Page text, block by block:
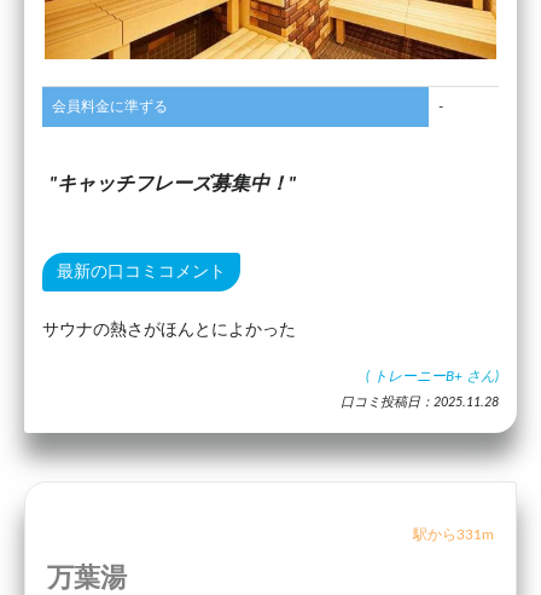
会員料金に準ずる -
キャッチフレーズ募集中！
最新の口コミコメント
サウナの熱さがほんとによかった
( トレーニーB+ さん)
口コミ投稿日：2025.11.28
駅から331m
万葉湯